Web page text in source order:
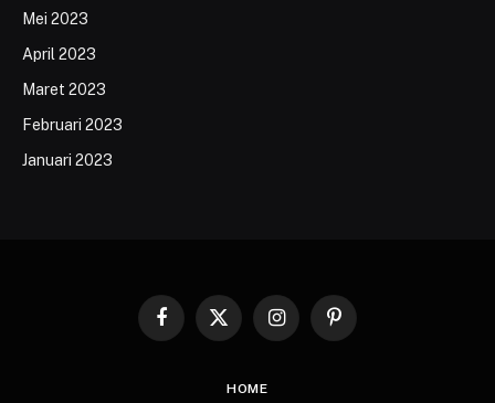
Mei 2023
April 2023
Maret 2023
Februari 2023
Januari 2023
Facebook
X
InstagramPinterest
HOME